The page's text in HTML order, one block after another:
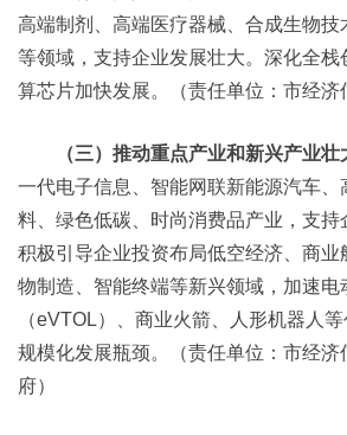
高端制剂、高端医疗器械、合成生物技
等领域，支持企业发展壮大。深化全栈
算芯片加快发展。（责任单位：市经济
（三）推动重点产业和新兴产业壮
一代电子信息、智能网联新能源汽车、
料、绿色低碳、时尚消费品产业，支持
积极引导企业投资布局低空经济、商业
物制造、智能终端等新兴领域，加速电
（eVTOL）、商业火箭、人形机器人
规模化发展瓶颈。（责任单位：市经济
府）